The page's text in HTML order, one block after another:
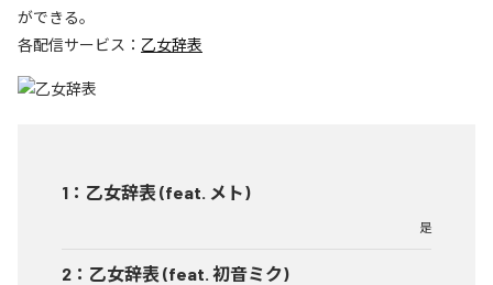
ができる。
各配信サービス： 乙女辞表
1 ： 乙女辞表 (feat. メト)
是
2 ： 乙女辞表 (feat. 初音ミク)